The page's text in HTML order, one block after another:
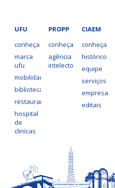
CIAEM
UFU
conheça
marca
ufu
mobilidade
bibliotecas
restaurantes
hospital
de
clinícas
PROPP
conheça
agência
intelecto
CIAEM
conheça
histórico
equipe
serviços
empresas
editais